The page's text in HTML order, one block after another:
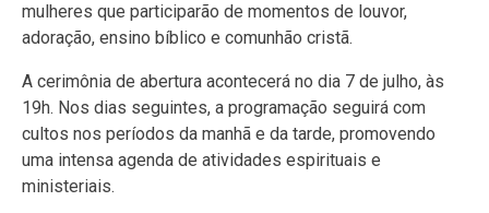
mulheres que participarão de momentos de louvor,
adoração, ensino bíblico e comunhão cristã.
A cerimônia de abertura acontecerá no dia 7 de julho, às
19h. Nos dias seguintes, a programação seguirá com
cultos nos períodos da manhã e da tarde, promovendo
uma intensa agenda de atividades espirituais e
ministeriais.